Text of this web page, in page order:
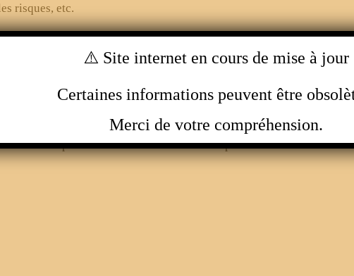
risques, etc.
créer sonplan d’affaireset sonplan financieravant d’aller plus
: l’étude de marché, l’orientation générale et la spécificité
commercialisation, les objectifs à courts et moyens termes, etc.
complète et exhaustive de tous les aspects financiers relevant
⚠️ Site internet en cours de mise à jour
Certaines informations peuvent être
Merci de votre compréhension.